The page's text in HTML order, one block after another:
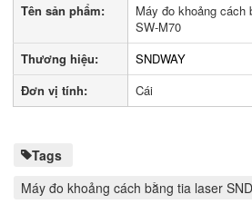
Tên sản phẩm:
Máy đo khoảng cách
SW-M70
Thương hiệu:
SNDWAY
Đơn vị tính:
Cái
Tags
Máy đo khoảng cách bằng tia laser